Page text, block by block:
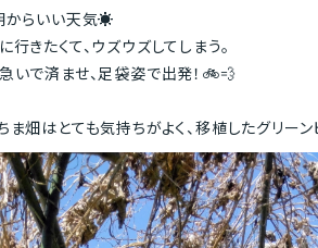
からいい天気☀
きたくて、ウズウズしてしまう。
いで済ませ、足袋姿で出発！🚲💨
ま畑はとても気持ちがよく、 移植したグリーン